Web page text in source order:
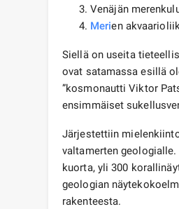
Venäjän
Merien
Siellä on useita
ovat satamassa esillä
”kosmonautti Viktor
ensimmäiset
Järjestettiin
valtamerten geologialle.
kuorta, yli 300
geologian
rakenteesta.